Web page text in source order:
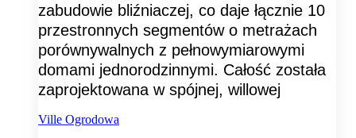
zabudowie bliźniaczej, co daje łącznie 10
przestronnych segmentów o metrażach
porównywalnych z pełnowymiarowymi
domami jednorodzinnymi. Całość została
zaprojektowana w spójnej, willowej
Ville Ogrodowa